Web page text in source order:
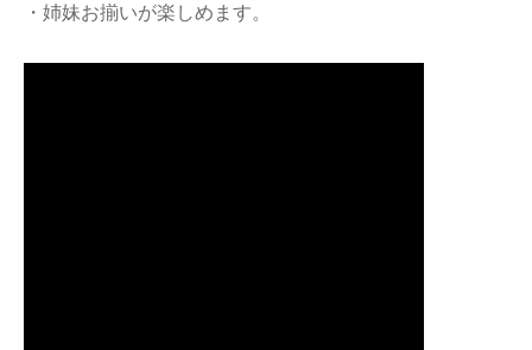
・姉妹お揃いが楽しめます。